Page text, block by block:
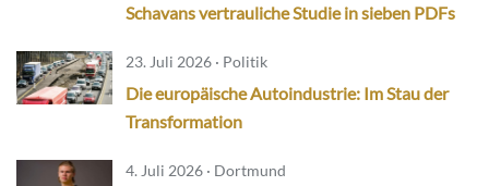
Schavans vertrauliche Studie in sieben PDFs
23. Juli 2026 · Politik
Die europäische Autoindustrie: Im Stau der
Transformation
4. Juli 2026 · Dortmund